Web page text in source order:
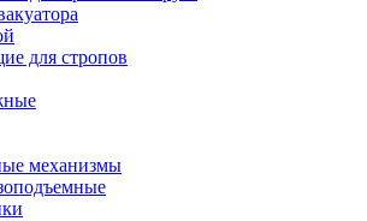
для стропов
механизмы